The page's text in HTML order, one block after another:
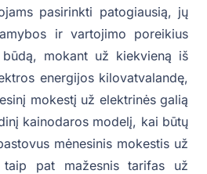
pasirinkti patogiausią, jų
ir vartojimo poreikius
mokant už kiekvieną iš
energijos kilovatvalandę,
mokestį už elektrinės galią
kainodaros modelį, kai būtų
mėnesinis mokestis už
pat mažesnis tarifas už